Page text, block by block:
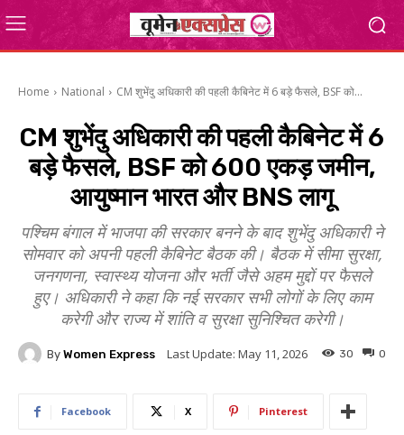
Home National CM शुभेंदु अधिकारी की पहली कैबिनेट में 6 बड़े फैसले, BSF को...
CM शुभेंदु अधिकारी की पहली कैबिनेट में 6
बड़े फैसले, BSF को 600 एकड़ जमीन,
आयुष्मान भारत और BNS लागू
पश्चिम बंगाल में भाजपा की सरकार बनने के बाद शुभेंदु अधिकारी ने
सोमवार को अपनी पहली कैबिनेट बैठक की। बैठक में सीमा सुरक्षा,
जनगणना, स्वास्थ्य योजना और भर्ती जैसे अहम मुद्दों पर फैसले
हुए। अधिकारी ने कहा कि नई सरकार सभी लोगों के लिए काम
करेगी और राज्य में शांति व सुरक्षा सुनिश्चित करेगी।
By Women Express Last Update: May 11, 2026 0
30
Facebook X Pinterest